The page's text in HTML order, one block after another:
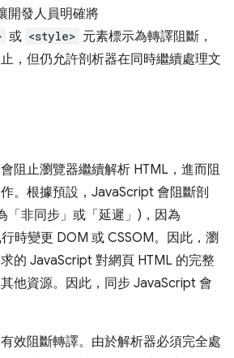
開發人員明確將
或 <style> 元素標示為轉譯阻斷，
，但仍允許剖析器在同時繼續處理文
阻止瀏覽器繼續解析 HTML，進而阻
。根據預設，JavaScript 會阻斷剖
非同步」 或「延遲」 )，因為
時變更 DOM 或 CSSOM。因此，瀏
的 JavaScript 對網頁 HTML 的完整
他資源。因此，同步 JavaScript 會
效阻斷轉譯。由於解析器必須完全處